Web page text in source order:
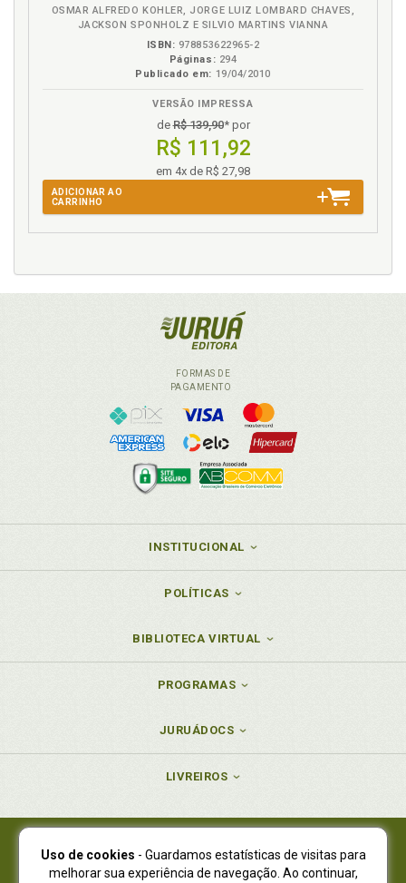
OSMAR ALFREDO KOHLER, JORGE LUIZ LOMBARD CHAVES,
JACKSON SPONHOLZ E SILVIO MARTINS VIANNA
ISBN: 978853622965-2
Páginas: 294
Publicado em: 19/04/2010
VERSÃO IMPRESSA
deR$ 139,90* por
R$ 111,92
em 4x de R$ 27,98
ADICIONAR AO
CARRINHO
FORMAS DE
PAGAMENTO
INSTITUCIONAL
POLÍTICAS
BIBLIOTECA VIRTUAL
PROGRAMAS
JURUÁDOCS
LIVREIROS
Juruá Editora Ltda., CNPJ 77.535.508/0001-19
Juruá Informática Ltda., CNPJ 01.701.561/0001-80
Uso de cookies - Guardamos estatísticas de visitas para
melhorar sua experiência de navegação. Ao continuar,